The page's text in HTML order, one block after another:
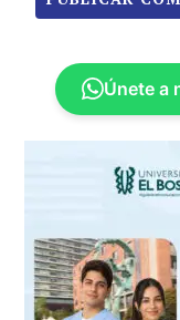
Únete a